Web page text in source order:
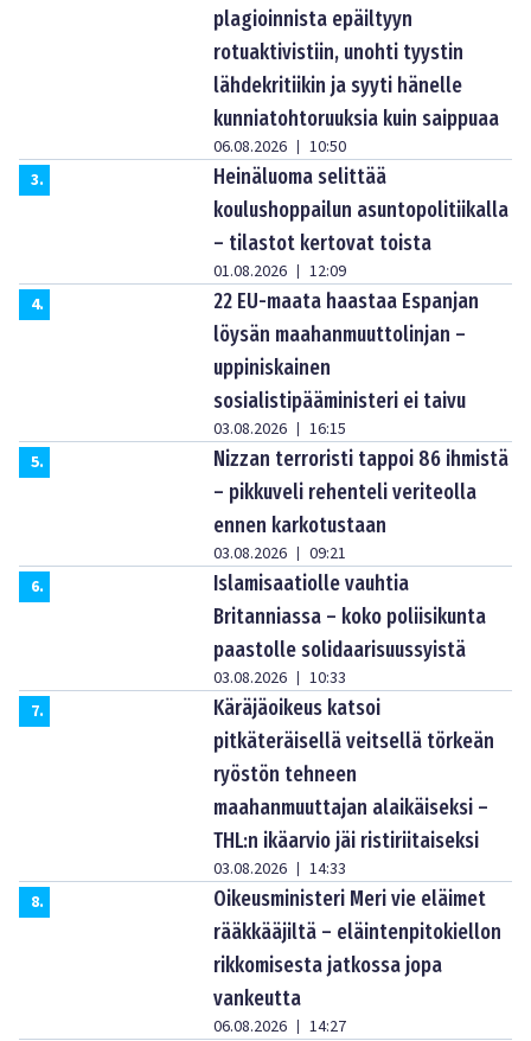
plagioinnista epäiltyyn
rotuaktivistiin, unohti tyystin
lähdekritiikin ja syyti hänelle
kunniatohtoruuksia kuin saippuaa
06.08.2026 | 10:50
3.
Heinäluoma selittää
koulushoppailun asuntopolitiikalla
– tilastot kertovat toista
01.08.2026 | 12:09
4.
22 EU-maata haastaa Espanjan
löysän maahanmuuttolinjan –
uppiniskainen
sosialistipääministeri ei taivu
03.08.2026 | 16:15
5.
Nizzan terroristi tappoi 86 ihmistä
– pikkuveli rehenteli veriteolla
ennen karkotustaan
03.08.2026 | 09:21
6.
Islamisaatiolle vauhtia
Britanniassa – koko poliisikunta
paastolle solidaarisuussyistä
03.08.2026 | 10:33
7.
Käräjäoikeus katsoi
pitkäteräisellä veitsellä törkeän
ryöstön tehneen
maahanmuuttajan alaikäiseksi –
THL:n ikäarvio jäi ristiriitaiseksi
03.08.2026 | 14:33
8.
Oikeusministeri Meri vie eläimet
rääkkääjiltä – eläintenpitokiellon
rikkomisesta jatkossa jopa
vankeutta
06.08.2026 | 14:27